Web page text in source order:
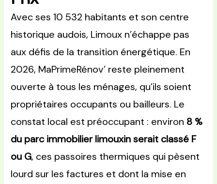
Avec ses 10 532 habitants et son centre
historique audois, Limoux n’échappe pas
aux défis de la transition énergétique. En
2026, MaPrimeRénov’ reste pleinement
ouverte à tous les ménages, qu’ils soient
propriétaires occupants ou bailleurs. Le
constat local est préoccupant : environ 8 %
du parc immobilier limouxin serait classé F
ou G, ces passoires thermiques qui pèsent
lourd sur les factures et dont la mise en